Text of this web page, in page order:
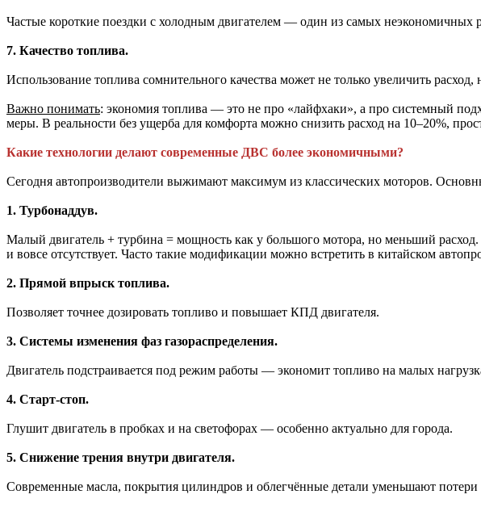
Частые короткие поездки с холодным двигателем — один из самых неэкономичных
7. Качество топлива.
Использование топлива сомнительного качества может не только увеличить
Важно понимать: экономия топлива — это не про «лайфхаки», а про системный
меры. В реальности без ущерба для комфорта можно снизить расход на 10–20%,
Какие технологии делают современные ДВС более экономичными?
Сегодня автопроизводители выжимают максимум из классических моторов.
1. Турбонаддув.
Малый двигатель + турбина = мощность как у большого мотора, но меньший
и вовсе отсутствует. Часто такие модификации можно встретить в китайском
2. Прямой впрыск топлива.
Позволяет точнее дозировать топливо и повышает КПД двигателя.
3. Системы изменения фаз газораспределения.
Двигатель подстраивается под режим работы — экономит топливо на малых
4. Старт-стоп.
Глушит двигатель в пробках и на светофорах — особенно актуально для города.
5. Снижение трения внутри двигателя.
Современные масла, покрытия цилиндров и облегчённые детали уменьшают потери